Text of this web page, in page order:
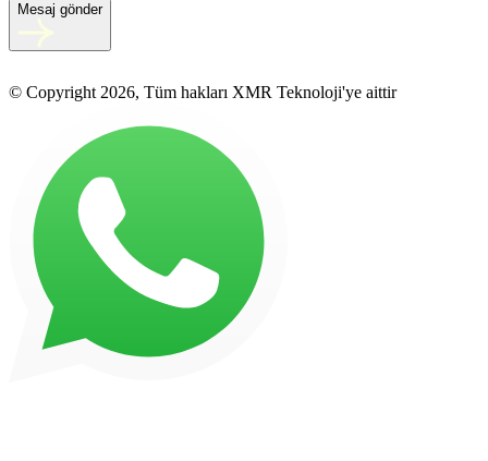
Mesaj gönder
© Copyright 2026, Tüm hakları XMR Teknoloji'ye aittir